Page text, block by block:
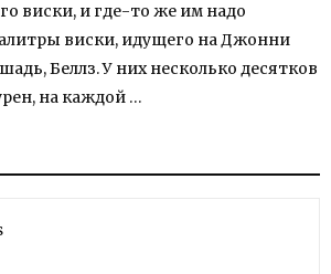
виски, и где-то же им надо
виски, идущего на Джонни
Беллз. У них несколько десятков
на каждой …